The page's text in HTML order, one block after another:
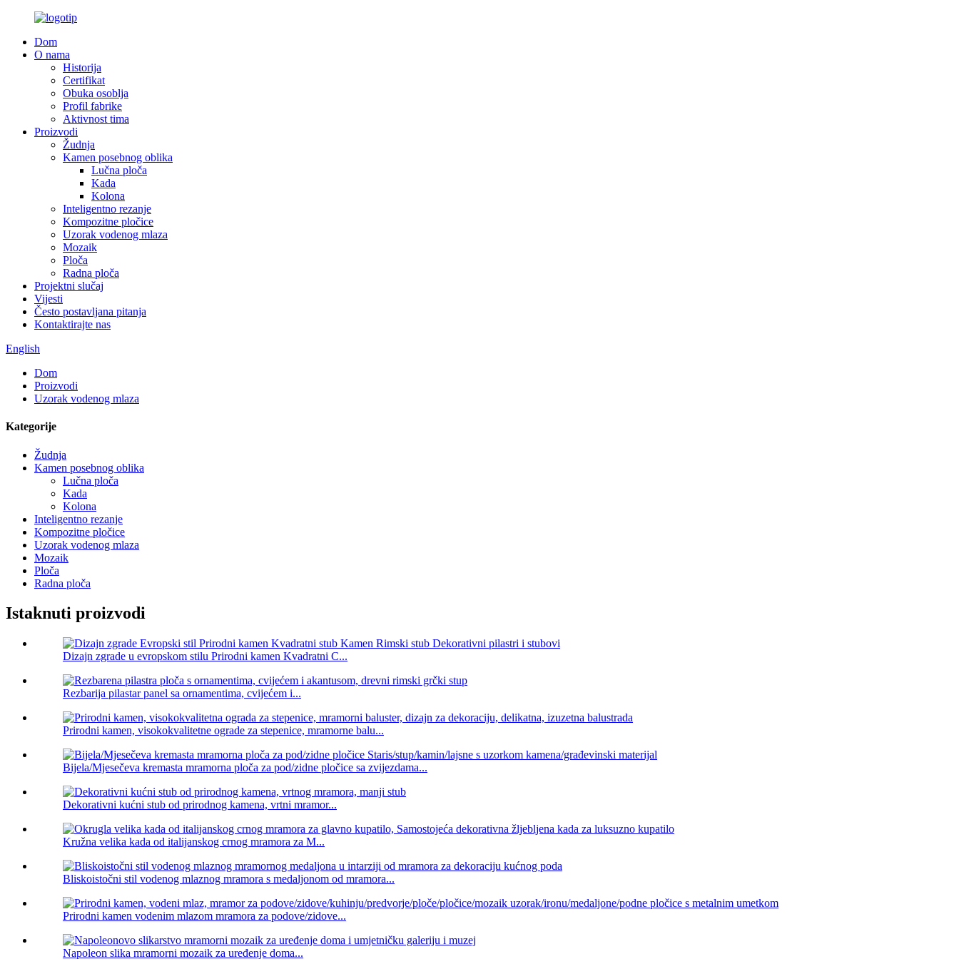
Dom
O nama
Historija
Certifikat
Obuka osoblja
Profil fabrike
Aktivnost tima
Proizvodi
Žudnja
Kamen posebnog oblika
Lučna ploča
Kada
Kolona
Inteligentno rezanje
Kompozitne pločice
Uzorak vodenog mlaza
Mozaik
Ploča
Radna ploča
Projektni slučaj
Vijesti
Često postavljana pitanja
Kontaktirajte nas
English
Dom
Proizvodi
Uzorak vodenog mlaza
Kategorije
Žudnja
Kamen posebnog oblika
Lučna ploča
Kada
Kolona
Inteligentno rezanje
Kompozitne pločice
Uzorak vodenog mlaza
Mozaik
Ploča
Radna ploča
Istaknuti proizvodi
Dizajn zgrade u evropskom stilu Prirodni kamen Kvadratni C...
Rezbarija pilastar panel sa ornamentima, cvijećem i...
Prirodni kamen, visokokvalitetne ograde za stepenice, mramorne balu...
Bijela/Mjesečeva kremasta mramorna ploča za pod/zidne pločice sa zvijezdama...
Dekorativni kućni stub od prirodnog kamena, vrtni mramor...
Kružna velika kada od italijanskog crnog mramora za M...
Bliskoistočni stil vodenog mlaznog mramora s medaljonom od mramora...
Prirodni kamen vodenim mlazom mramora za podove/zidove...
Napoleon slika mramorni mozaik za uređenje doma...